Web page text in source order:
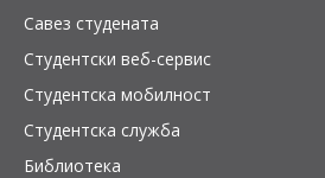
Савез студената
Студентски веб-сервис
Студентска мобилност
Студентска служба
Библиотека